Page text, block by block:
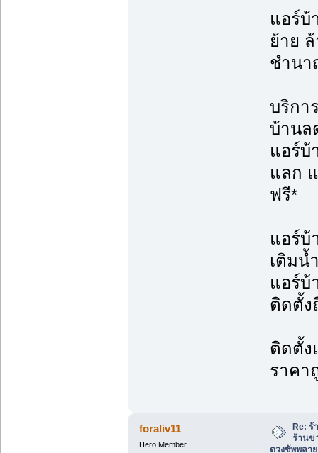
แอร์บ้
ย้าย
ชำนา
บริกา
บ้านล
แอร์บ้
แลก
ฟรี*
แอร์บ้
เติมน้
แอร์บ้
ติดตั้ง
ติดตั้ง
ราคา
foraliv11
Hero Member
Re:
ร้านข
ดวงซัพพลา